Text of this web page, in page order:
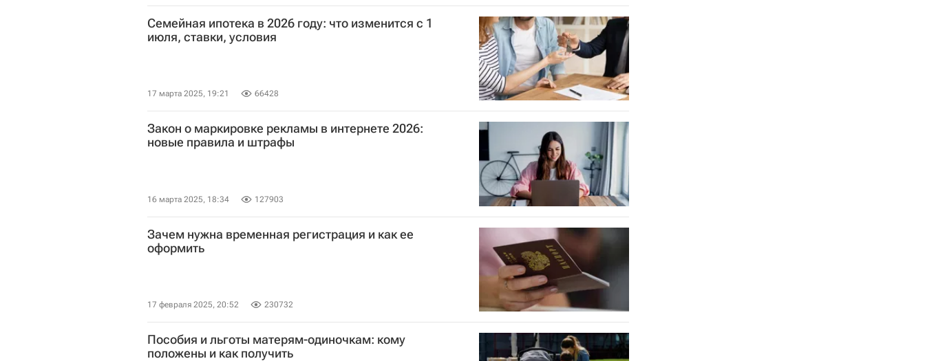
Семейная ипотека в 2026 году: что изменится с 1
июля, ставки, условия
17 марта 2025, 19:21 66428
Закон о маркировке рекламы в интернете 2026:
новые правила и штрафы
16 марта 2025, 18:34 127903
Зачем нужна временная регистрация и как ее
оформить
17 февраля 2025, 20:52 230732
Пособия и льготы матерям-одиночкам: кому
положены и как получить